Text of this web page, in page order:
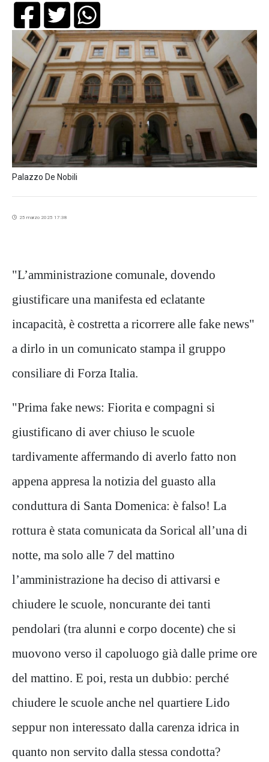
Palazzo De Nobili
25 marzo 2025 17:38
"L’amministrazione comunale, dovendo
giustificare una manifesta ed eclatante
incapacità, è costretta a ricorrere alle fake news"
a dirlo in un comunicato stampa il gruppo
consiliare di Forza Italia.
"Prima fake news: Fiorita e compagni si
giustificano di aver chiuso le scuole
tardivamente affermando di averlo fatto non
appena appresa la notizia del guasto alla
conduttura di Santa Domenica: è falso! La
rottura è stata comunicata da Sorical all’una di
notte, ma solo alle 7 del mattino
l’amministrazione ha deciso di attivarsi e
chiudere le scuole, noncurante dei tanti
pendolari (tra alunni e corpo docente) che si
muovono verso il capoluogo già dalle prime ore
del mattino. E poi, resta un dubbio: perché
chiudere le scuole anche nel quartiere Lido
seppur non interessato dalla carenza idrica in
quanto non servito dalla stessa condotta?